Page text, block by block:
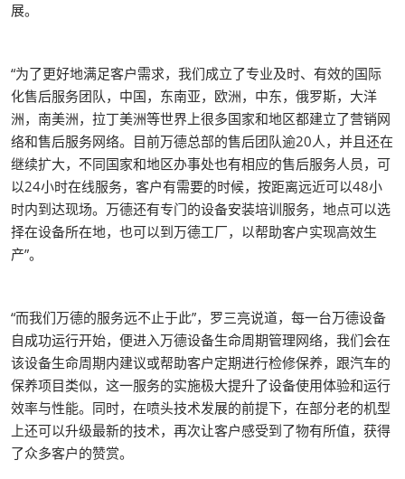
展。
“为了更好地满足客户需求，我们成立了专业及时、有效的国际
化售后服务团队，中国，东南亚，欧洲，中东，俄罗斯，大洋
洲，南美洲，拉丁美洲等世界上很多国家和地区都建立了营销网
络和售后服务网络。目前万德总部的售后团队逾20人，并且还在
继续扩大，不同国家和地区办事处也有相应的售后服务人员，可
以24小时在线服务，客户有需要的时候，按距离远近可以48小
时内到达现场。万德还有专门的设备安装培训服务，地点可以选
择在设备所在地，也可以到万德工厂，以帮助客户实现高效生
产”。
“而我们万德的服务远不止于此”，罗三亮说道，每一台万德设备
自成功运行开始，便进入万德设备生命周期管理网络，我们会在
该设备生命周期内建议或帮助客户定期进行检修保养，跟汽车的
保养项目类似，这一服务的实施极大提升了设备使用体验和运行
效率与性能。同时，在喷头技术发展的前提下，在部分老的机型
上还可以升级最新的技术，再次让客户感受到了物有所值，获得
了众多客户的赞赏。